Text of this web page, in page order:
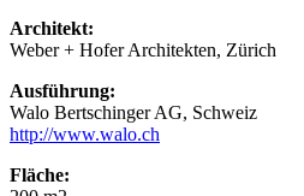
Architekt:
Weber + Hofer Architekten, Zürich
Ausführung:
Walo Bertschinger AG, Schweiz
http://www.walo.ch
Fläche: